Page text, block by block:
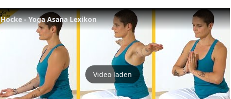
Hocke - Yoga Asana Lexikon
Video laden